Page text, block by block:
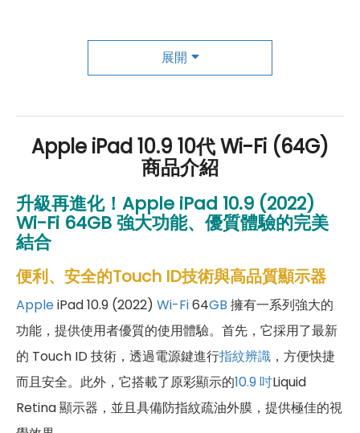
傑昇尊榮會員除了可以「消費集點兌換商品」，每半
年還有「200元配件購物金」，每年再送「VIP生日
展開
Apple iPad 10.9 10代 Wi-Fi (64G)
商品介紹
升級再進化！ Apple iPad 10.9 (2022)
Wi-Fi 64GB強大功能、優質體驗的完美
結合
便利、安全的Touch ID技術與高品質顯示器
AppleiPad 10.9 (2022) Wi-Fi64GB 擁有一系列強大的
功能，提供使用者優質的使用體驗。首先，它採用了最新
的 Touch ID 技術，透過電源鍵進行指紋辨識 ，方便快捷
而且安全。此外，它搭載了原彩顯示的10.9 吋Liquid
Retina 顯示器，並且具備防指紋疏油外膜，提供極佳的視